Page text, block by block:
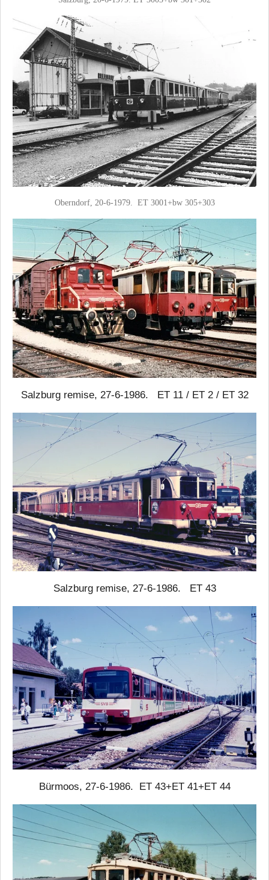
Oberndorf, 20-6-1979. ET 3001+bw 305+303
Salzburg remise, 27-6-1986. ET 11 / ET 2 / ET 32
Salzburg remise, 27-6-1986. ET 43
Bürmoos, 27-6-1986. ET 43+ET 41+ET 44